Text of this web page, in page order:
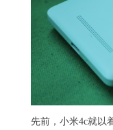
先前，小米4c就以